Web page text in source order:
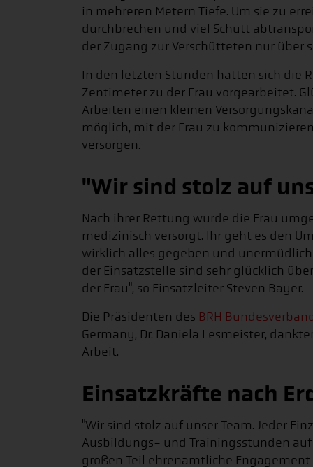
in mehreren Metern Tiefe. Um sie zu
durchbrechen und viel Schutt
der Zugang zur Verschütteten nur über
In den letzten Stunden hatten sich die
Zentimeter zu der Frau vorgearbeitet.
Arbeiten einen kleinen
möglich, mit der Frau zu
versorgen.
"Wir sind stolz auf
Nach ihrer Rettung wurde die Frau
medizinisch versorgt. Ihr geht es den
wirklich alles gegeben und
der Einsatzstelle sind sehr glücklich
der Frau", so Einsatzleiter Steven Bayer.
Die Präsidenten des BRH
Germany, Dr. Daniela Lesmeister,
Arbeit.
Einsatzkräfte nach
"Wir sind stolz auf unser Team. Jeder
Ausbildungs- und Trainingsstunden auf
großen Teil ehrenamtliche